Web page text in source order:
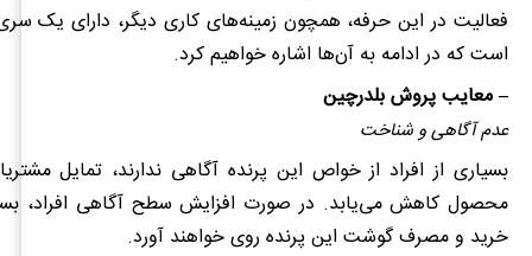
فعالیت در این حرفه، همچون زمینه‌های کاری دیگر، دارای یک
است که در ادامه به آن‌ها اشاره خواهیم کرد.
– معایب پروش بلدرچین
عدم آگاهی و شناخت
بسیاری از افراد از خواص این پرنده آگاهی ندارند، تمایل
محصول کاهش می‌یابد. در صورت افزایش سطح آگاهی افراد،
خرید و مصرف گوشت این پرنده روی خواهند آورد.